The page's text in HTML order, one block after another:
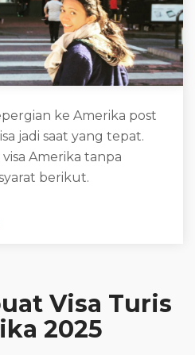
ke Amerika post
jadi saat yang tepat.
Amerika tanpa
berikut.
Visa Turis
2025